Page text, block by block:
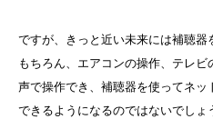
ですが、きっと近い未来には補聴
もちろん、エアコンの操作、テレ
声で操作でき、補聴器を使ってネッ
できるようになるのではないでしょ